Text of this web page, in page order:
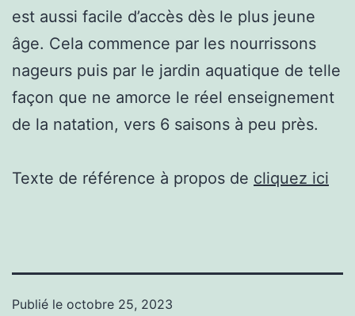
est aussi facile d’accès dès le plus jeune
âge. Cela commence par les nourrissons
nageurs puis par le jardin aquatique de telle
façon que ne amorce le réel enseignement
de la natation, vers 6 saisons à peu près.
Texte de référence à propos de cliquez ici
Publié le octobre 25, 2023